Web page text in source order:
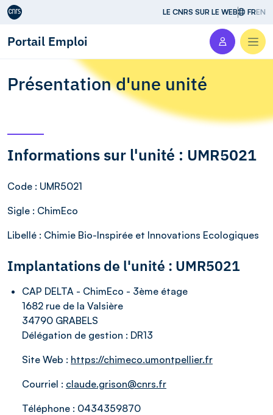
Aller au contenu LE CNRS SUR LE WEB FREN
Portail Emploi
Présentation d'une unité
Informations sur l'unité : UMR5021
Code : UMR5021
Sigle : ChimEco
Libellé : Chimie Bio-Inspirée et Innovations Ecologiques
Implantations de l'unité : UMR5021
CAP DELTA - ChimEco - 3ème étage
1682 rue de la Valsière
34790 GRABELS
Délégation de gestion : DR13
Site Web : https://chimeco.umontpellier.fr
Courriel : claude.grison@cnrs.fr
Téléphone : 0434359870